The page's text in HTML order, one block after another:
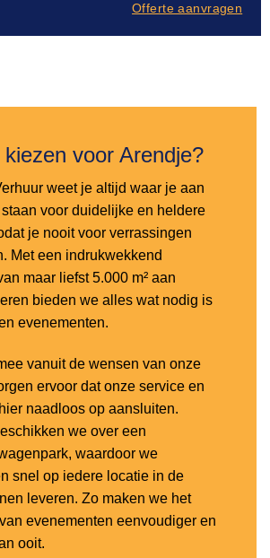
Offerte aanvragen
voor Arendje?
weet je altijd waar je aan
voor duidelijke en heldere
je nooit voor verrassingen
Met een indrukwekkend
maar liefst 5.000 m² aan
bieden we alles wat nodig is
evenementen.
vanuit de wensen van onze
ervoor dat onze service en
naadloos op aansluiten.
we over een
waardoor we
snel op iedere locatie in de
leveren. Zo maken we het
evenementen eenvoudiger en
ooit.